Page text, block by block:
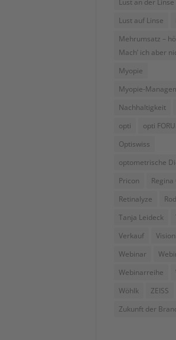
Lust auf Linse
Mehrumsatz –
Mach’ ich aber
Myopie
Myopie-
Nachhaltigkeit
opti
opti
Optiswiss
optometrische
Pricon
Regina
Retinalyze
Tanja Leideck
Verkauf
Webinar
Webinarreihe
Wöhlk
ZEISS
Zukunft der